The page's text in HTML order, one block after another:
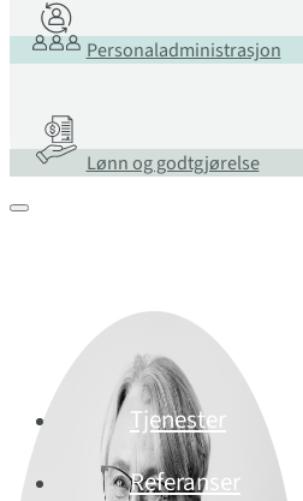
Tjenester
Referanser
Personaladministrasjon
Lønn og godtgjørelse